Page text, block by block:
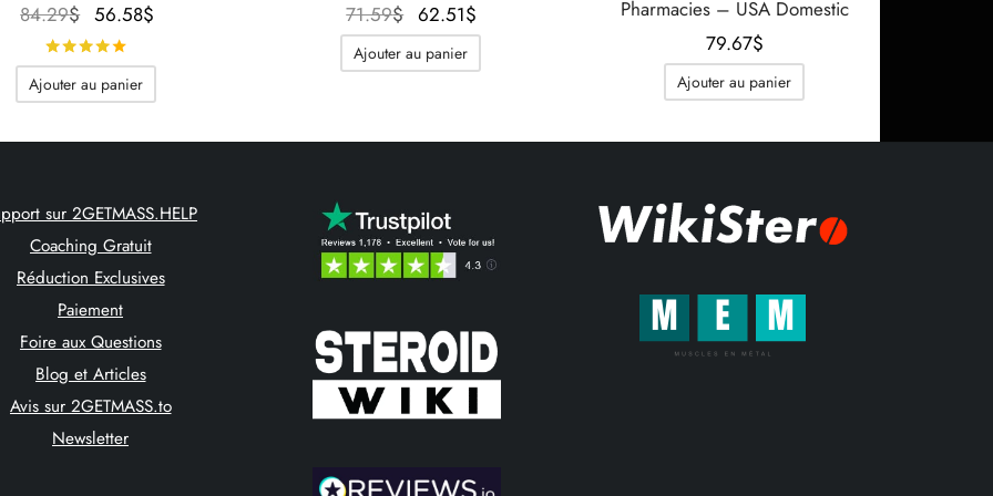
84.29$ Le prix
initial
était :
84.29$.
56.58$
Ajouter au panier
71.59$ Le prix
initial
était :
62.51$
Ajouter au panier
Pharmacies – USA Domestic
79.67$
Ajouter au panier
sur 2GETMASS.HELP
Coaching Gratuit
Réduction Exclusives
Paiement
Foire aux Questions
Blog et Articles
Avis sur 2GETMASS.to
Newsletter